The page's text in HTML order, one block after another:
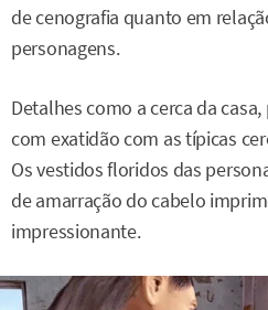
de cenografia quanto em
personagens.
Detalhes como a cerca da
com exatidão com as típicas
Os vestidos floridos das
de amarração do cabelo
impressionante.